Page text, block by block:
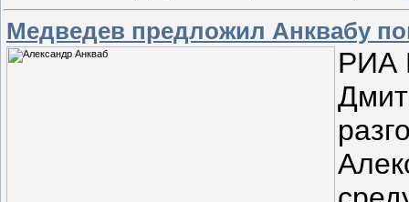
Медведев предложил Анквабу
РИА